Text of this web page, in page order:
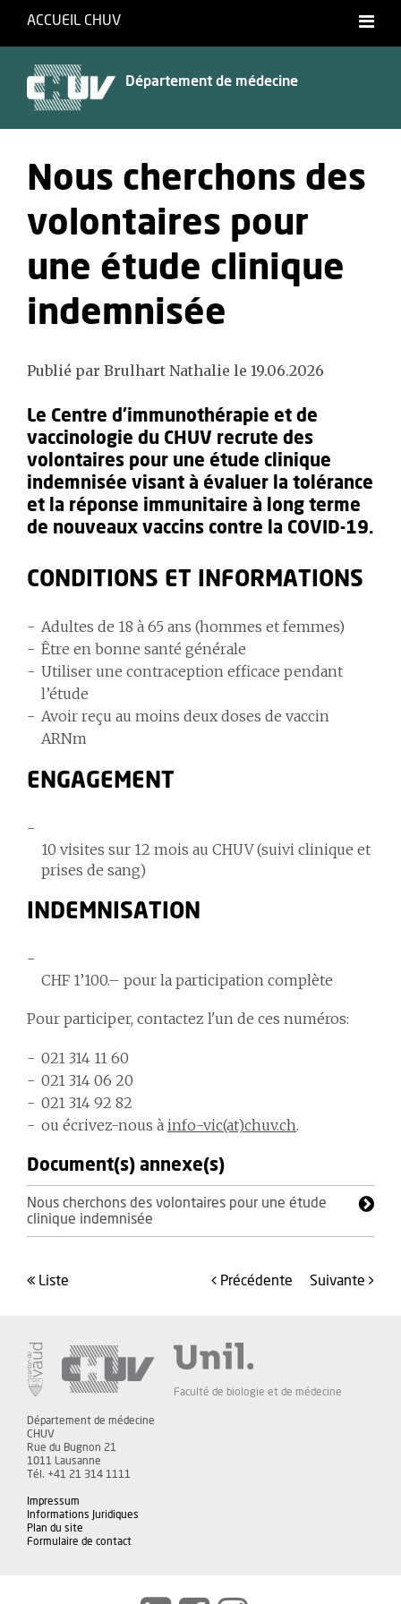
ACCUEIL CHUV
Département de médecine
Nous cherchons des
volontaires pour
une étude clinique
indemnisée
Publié par Brulhart Nathalie le 19.06.2026
Le Centre d’immunothérapie et de
vaccinologie du CHUV recrute des
volontaires pour une étude clinique
indemnisée visant à évaluer la tolérance
et la réponse immunitaire à long terme
de nouveaux vaccins contre la COVID-19.
CONDITIONS ET INFORMATIONS
Adultes de 18 à 65 ans (hommes et femmes)
Être en bonne santé générale
Utiliser une contraception efficace pendant
l’étude
Avoir reçu au moins deux doses de vaccin
ARNm
ENGAGEMENT
10 visites sur 12 mois au CHUV (suivi clinique et
prises de sang)
INDEMNISATION
CHF 1’100.– pour la participation complète
Pour participer, contactez l'un de ces numéros:
021 314 11 60
021 314 06 20
021 314 92 82
ou écrivez-nous à info-vic(at)chuv.ch.
Document(s) annexe(s)
Nous cherchons des volontaires pour une étude
clinique indemnisée
liste précédente suivante
Faculté de biologie et de médecine
Département de médecine
CHUV
Rue du Bugnon 21
1011 Lausanne
Tél. +41 21 314 1111
Impressum
Informations Juridiques
Plan du site
Formulaire de contact